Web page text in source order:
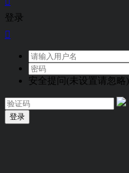
登录

安全提问(未设置请忽略)
登录